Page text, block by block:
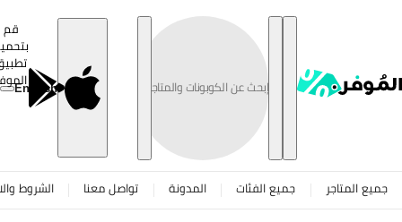
قم
بتحميل
تطبيق
الموفرEnglish
جميع المتاجر جميع الفئات المدونة تواصل معنا الشروط